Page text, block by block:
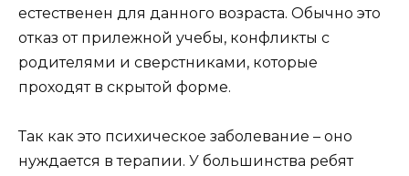
естественен для данного возраста. Обычно это
отказ от прилежной учебы, конфликты с
родителями и сверстниками, которые
проходят в скрытой форме.
Так как это психическое заболевание – оно
нуждается в терапии. У большинства ребят